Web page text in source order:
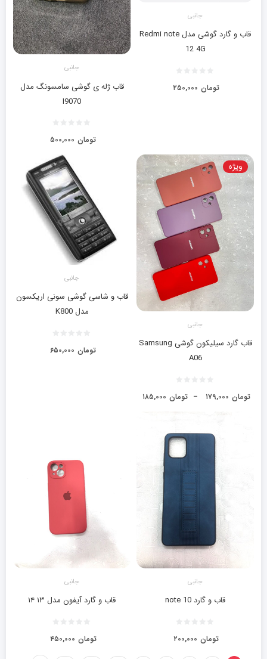
جانبی
قاب و گارد گوشی مدل Redmi note
12 4G
۲۵۰,۰۰۰ تومان
جانبی
قاب ژله ی گوشی سامسونگ مدل
I9070
۵۰۰,۰۰۰ تومان
جانبی
قاب گارد سیلیکون گوشی Samsung
A06
۱۸۵,۰۰۰ تومان – ۱۷۹,۰۰۰ تومان
ویژه
جانبی
قاب و شاسی گوشی سونی اریکسون
مدل K800
۶۵۰,۰۰۰ تومان
جانبی
قاب و گارد note 10
۲۰۰,۰۰۰ تومان
جانبی
قاب و گارد آیفون مدل ۱۳ ۱۴
۴۵۰,۰۰۰ تومان